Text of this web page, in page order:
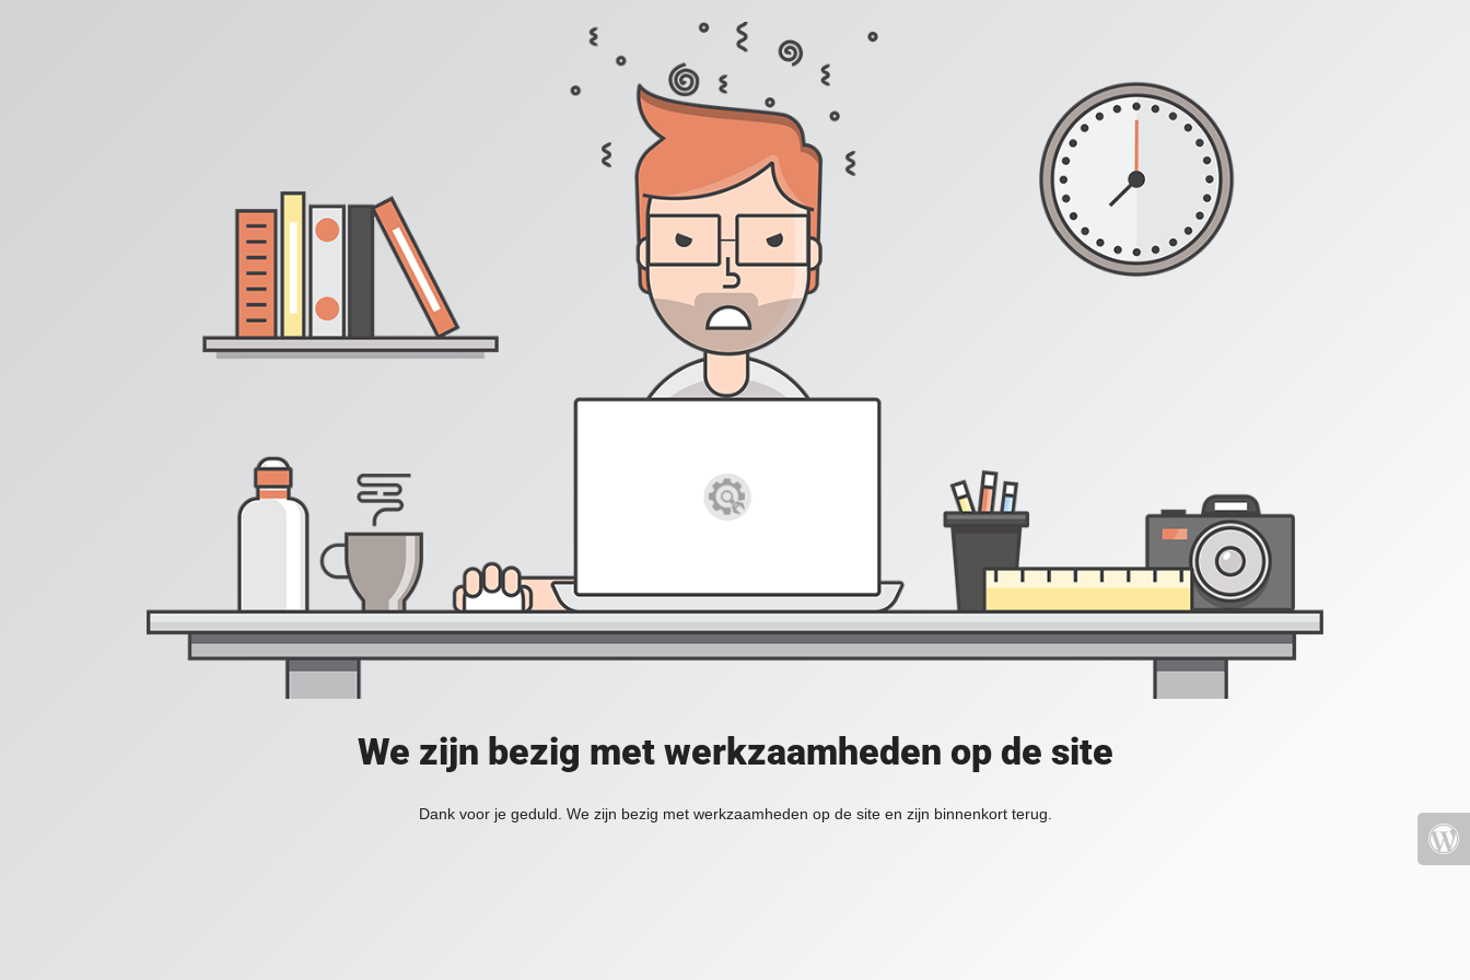
We zijn bezig met werkzaamheden op de site
Dank voor je geduld. We zijn bezig met werkzaamheden op de site en zijn binnenkort terug.